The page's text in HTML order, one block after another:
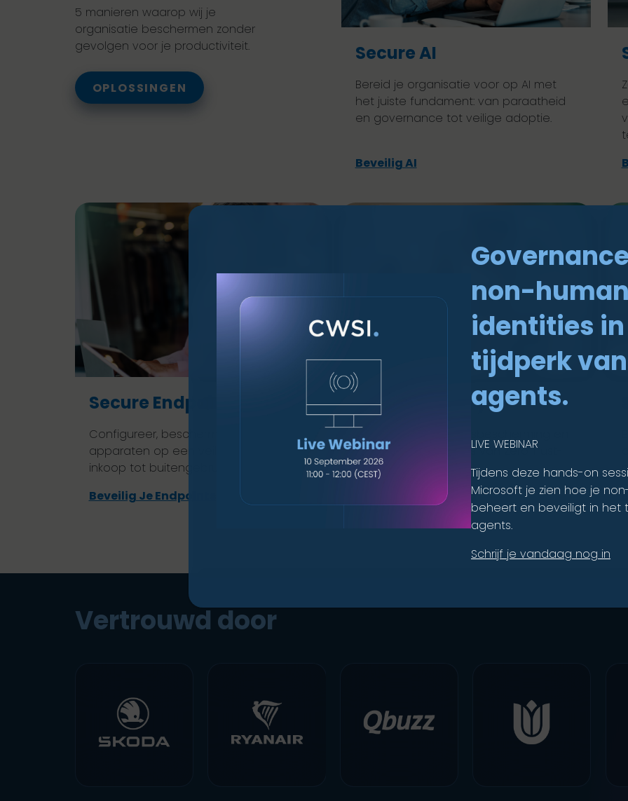
5 manieren waarop wij je
organisatie beschermen zonder
gevolgen voor je productiviteit.
OPLOSSINGEN
Secure AI
Bereid je organisatie voor op AI met
het juiste fundament: van paraatheid
en governance tot veilige adoptie.
Beveilig AI
Secure Endpoints
Configureer, bescherm en beheer al je
apparaten op een veilige manier, van
inkoop tot buitengebruikstelling.
Beveilig Je Endpoints
Secure Identity
Versterk de identiteitsbescherming en
governance op basis van Zero Trust-
principes.
Beveilig Je Toegang
Vertrouwd door
non-human
identities
tijdperk
agents.
LIVE WEBINAR
Tijdens deze hands-on
Microsoft je zien hoe je
beheert en beveiligt in het
agents.
Schrijf je vandaag nog in